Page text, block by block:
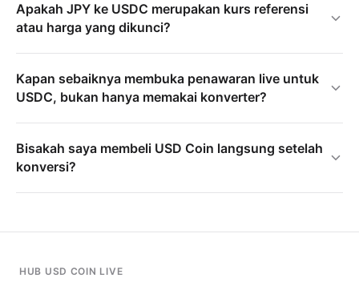
Apakah JPY ke USDC merupakan kurs referensi
atau harga yang dikunci?
Kapan sebaiknya membuka penawaran live untuk
USDC, bukan hanya memakai konverter?
Bisakah saya membeli USD Coin langsung setelah
konversi?
HUB USD COIN LIVE